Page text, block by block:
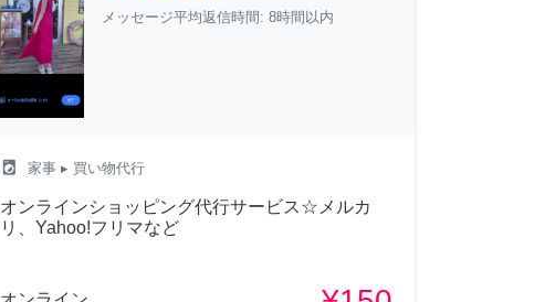
メッセージ平均返信時間: 8時間以内
local_laundry_service 家事▸ 買い物代行
オンラインショッピング代行サービス☆メルカ
リ、Yahoo!フリマなど